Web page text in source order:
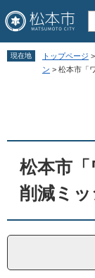
ペ
メ
へ
現在地 トップページ >
ン > 松本市「
松本市
削減ミッ